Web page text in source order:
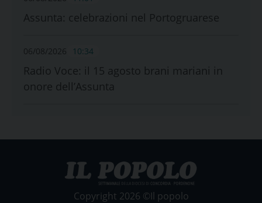
Assunta: celebrazioni nel Portogruarese
06/08/2026 10:34
Radio Voce: il 15 agosto brani mariani in
onore dell’Assunta
Copyright 2026 ©Il popolo